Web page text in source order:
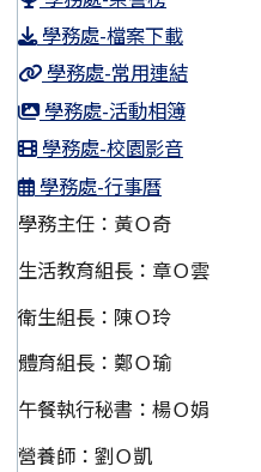
學務處-檔案下載
學務處-常用連結
學務處-活動相簿
學務處-校園影音
學務處-行事曆
學務主任：黃Ｏ奇
生活教育組長：章Ｏ雲
衛生組長：陳Ｏ玲
體育組長：鄭Ｏ瑜
午餐執行秘書：楊Ｏ娟
營養師：劉Ｏ凱